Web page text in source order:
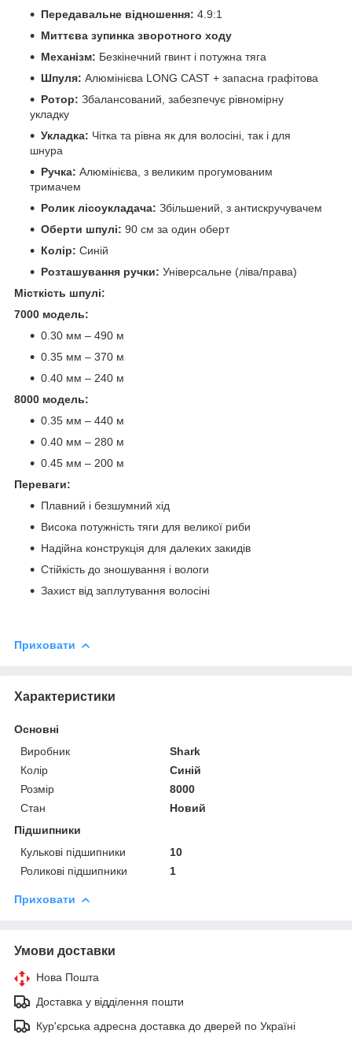
Передавальне відношення: 4.9:1
Миттєва зупинка зворотного ходу
Механізм: Безкінечний гвинт і потужна тяга
Шпуля: Алюмінієва LONG CAST + запасна графітова
Ротор: Збалансований, забезпечує рівномірну
укладку
Укладка: Чітка та рівна як для волосіні, так і для
шнура
Ручка: Алюмінієва, з великим прогумованим
тримачем
Ролик лісоукладача: Збільшений, з антискручувачем
Оберти шпулі: 90 см за один оберт
Колір: Синій
Розташування ручки: Універсальне (ліва/права)
Місткість шпулі:
7000 модель:
0.30 мм – 490 м
0.35 мм – 370 м
0.40 мм – 240 м
8000 модель:
0.35 мм – 440 м
0.40 мм – 280 м
0.45 мм – 200 м
Переваги:
Плавний і безшумний хід
Висока потужність тяги для великої риби
Надійна конструкція для далеких закидів
Стійкість до зношування і вологи
Захист від заплутування волосіні
Приховати
Характеристики
Основні
Виробник
Shark
Колір
Синій
Розмір
8000
Стан
Новий
Підшипники
Кулькові підшипники
10
Роликові підшипники
1
Приховати
Умови доставки
Нова Пошта
Доставка у відділення пошти
Кур'єрська адресна доставка до дверей по Україні